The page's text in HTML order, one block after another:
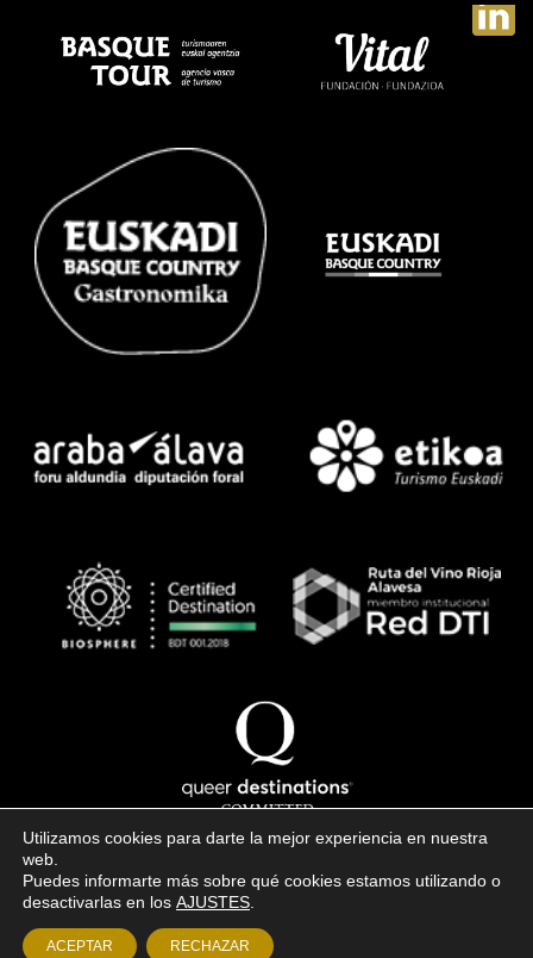
Copyright © 2026 · todos los derechos reservados
Utilizamos cookies para darte la mejor experiencia en nuestra
web.
Puedes informarte más sobre qué cookies estamos utilizando o
desactivarlas en los AJUSTES
ACEPTAR RECHAZAR